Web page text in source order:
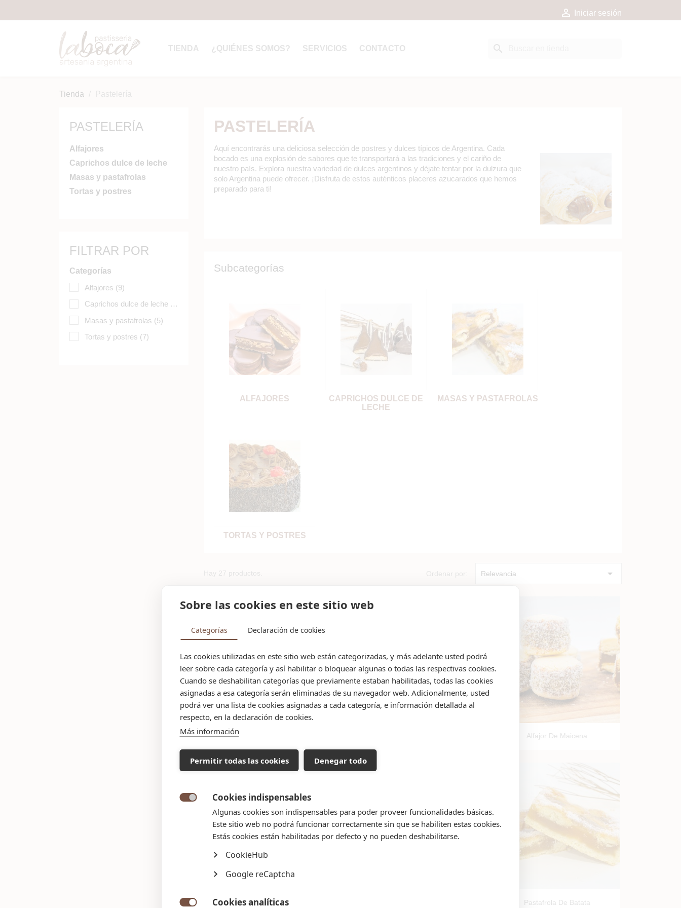
 Iniciar sesión
TIENDA ¿QUIÉNES SOMOS? SERVICIOS CONTACTO search
Tienda Pastelería
PASTELERÍA
Alfajores
Caprichos dulce de leche
Masas y pastafrolas
Tortas y postres
FILTRAR POR
Categorías
Alfajores (9)
Caprichos dulce de leche
(5)
Masas y pastafrolas (5)
Tortas y postres (7)
PASTELERÍA
Aquí encontrarás una deliciosa selección de postres y dulces típicos de Argentina. Cada
bocado es una explosión de sabores que te transportará a las tradiciones y el cariño de
nuestro país. Explora nuestra variedad de dulces argentinos y déjate tentar por la dulzura que
solo Argentina puede ofrecer. ¡Disfruta de estos auténticos placeres azucarados que hemos
preparado para ti!
Subcategorías
ALFAJORES
CAPRICHOS DULCE DE
LECHE
MASAS Y PASTAFROLAS
TORTAS Y POSTRES
Hay 27 productos. Ordenar por: Relevancia 
Vista rápida
Alfajor De Maicena
Vista rápida
Bolita De Fraile Dulce De... Vista rápida
Pastafrola De Batata
Sobre las cookies en este sitio web
Categorías Declaración de cookies
Las cookies utilizadas en este sitio web están categorizadas, y más adelante usted podrá
leer sobre cada categoría y así habilitar o bloquear algunas o todas las respectivas cookies.
Cuando se deshabilitan categorías que previamente estaban habilitadas, todas las cookies
asignadas a esa categoría serán eliminadas de su navegador web. Adicionalmente, usted
podrá ver una lista de cookies asignadas a cada categoría, e información detallada al
respecto, en la declaración de cookies.
Más información
Permitir todas las cookies Denegar todo
Cookies indispensables
Algunas cookies son indispensables para poder proveer funcionalidades básicas.
Este sitio web no podrá funcionar correctamente sin que se habiliten estas cookies.
Estás cookies están habilitadas por defecto y no pueden deshabilitarse.
CookieHub
Google reCaptcha
Cookies analíticas